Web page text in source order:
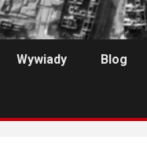
Wywiady Blog